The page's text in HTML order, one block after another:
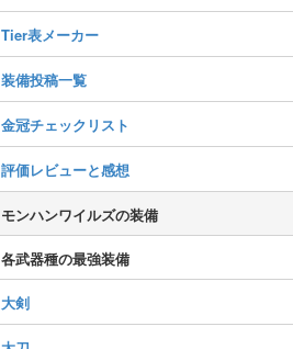
Tier表メーカー
装備投稿一覧
金冠チェックリスト
評価レビューと感想
モンハンワイルズの装備
各武器種の最強装備
大剣